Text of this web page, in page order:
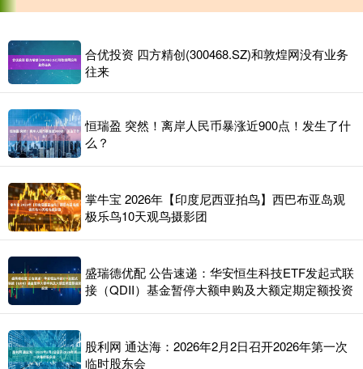
合优投资 四方精创(300468.SZ)和敦煌网没有业务
往来
恒瑞盈 突然！离岸人民币暴涨近900点！发生了什
么？
掌牛宝 2026年【印度尼西亚拍鸟】西巴布亚岛观
极乐鸟10天观鸟摄影团
盛瑞德优配 公告速递：华安恒生科技ETF发起式联
接（QDII）基金暂停大额申购及大额定期定额投资
股利网 通达海：2026年2月2日召开2026年第一次
临时股东会